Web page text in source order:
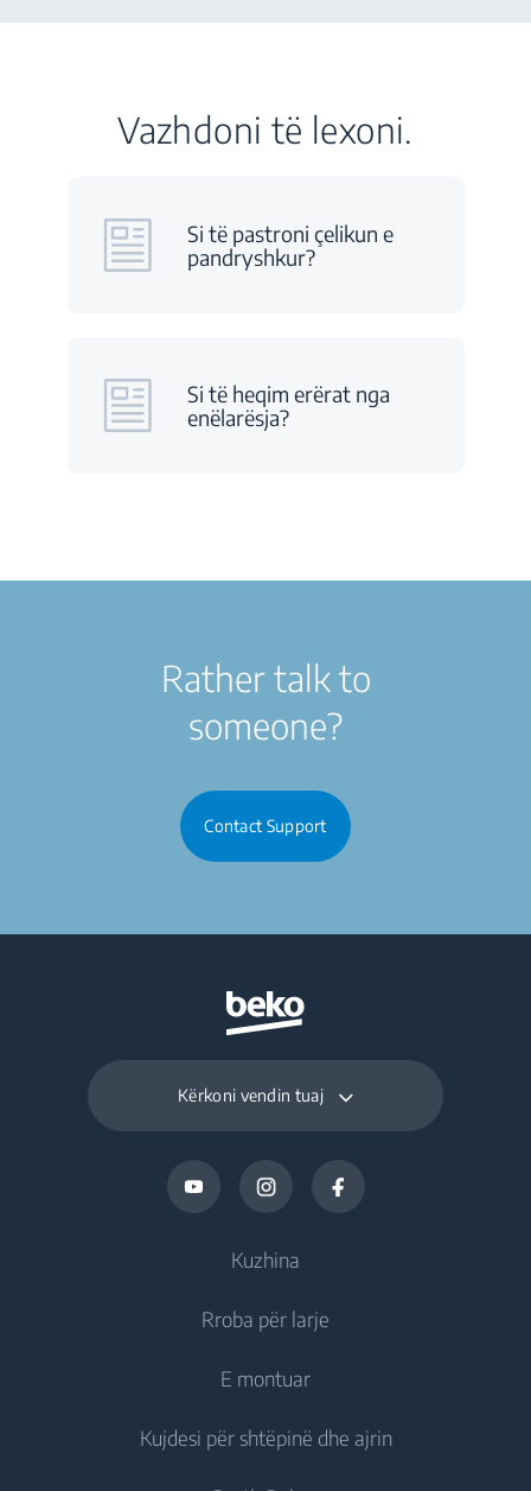
Vazhdoni të lexoni.
Si të pastroni çelikun e
pandryshkur?
Si të heqim erërat nga
enëlarësja?
Rather talk to
someone?
Contact Support
Kërkoni vendin tuaj
Kuzhina
Ftohje
Frigoriferë
Ngrirës
Rroba për larje
Lavatriçe me qëndrim të lirë
E montuar
Ftohje
Kujdesi për shtëpinë dhe ajrin